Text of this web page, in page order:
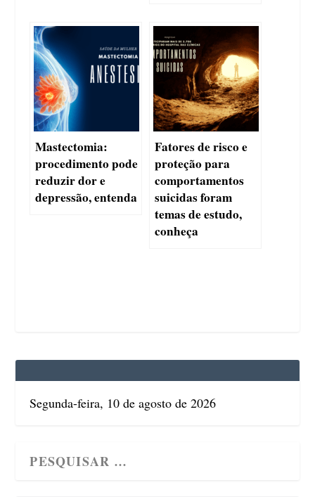
Mastectomia:
procedimento pode
reduzir dor e
depressão, entenda
Fatores de risco e
proteção para
comportamentos
suicidas foram
temas de estudo,
conheça
Segunda-feira, 10 de agosto de 2026